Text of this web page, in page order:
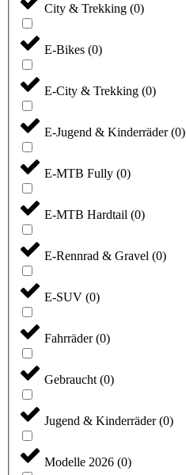
City & Trekking (0)
E-Bikes (0)
E-City & Trekking (0)
E-Jugend & Kinderräder(0)
E-MTB Fully (0)
E-MTB Hardtail (0)
E-Rennrad & Gravel (0)
E-SUV (0)
Fahrräder(0)
Gebraucht (0)
Jugend & Kinderräder(0)
Modelle 2026 (0)